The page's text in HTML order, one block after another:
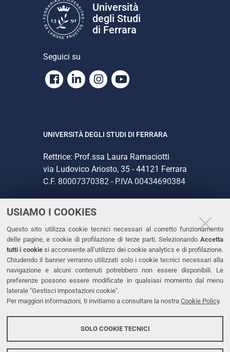
USIAMO I COOKIES
Questo sito utilizza cookie tecnici necessari al corretto funzionamento
delle pagine, e cookie di profilazione di terze parti. Selezionando Accetta
tutti i cookiesi acconsente all’utilizzo dei cookie analytics e di profilazione.
Chiudendo il banner verranno utilizzati solo i cookie tecnici necessari alla
navigazione e alcuni contenuti potrebbero non essere disponibili. Le
preferenze possono essere modificate in qualsiasi momento dal menu
laterale "Gestisci impostazioni cookie".
Per maggiori informazioni, ti invitiamo a consultare la nostra Cookie Policy.
SOLO COOKIE TECNICI
Università
degli Studi
di Ferrara
Seguici su
Facebook
LinkedinInstagram
Youtube
UNIVERSITÀ DEGLI STUDI DI FERRARA
Rettrice: Prof.ssa Laura Ramaciotti
via Ludovico Ariosto, 35 - 44121 Ferrara
C.F. 80007370382 - P.IVA 00434690384
CONTATTI
Tel. +39 0532 293111
Fax. +39 0532 293031
PEC
LINKS
Dichiarazione di accessibilità
Protezione dati personali